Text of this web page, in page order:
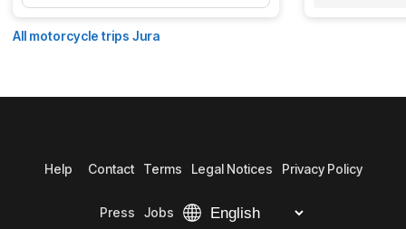
All motorcycle trips Jura
Help Contact Terms Legal Notices Privacy Policy
Press Jobs